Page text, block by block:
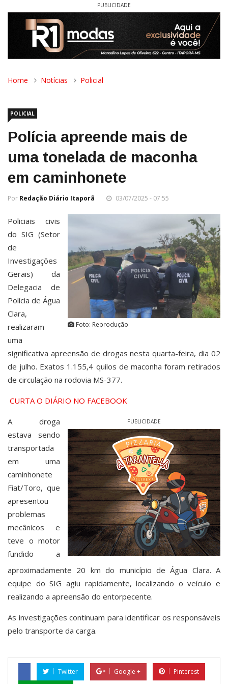
PUBLICIDADE
Home Notícias Policial
POLICIAL
Polícia apreende mais de
uma tonelada de maconha
em caminhonete
Por Redação Diário Itaporã 03/07/2025 - 07:55
Foto: Reprodução
Policiais civis
do SIG (Setor
de
Investigações
Gerais) da
Delegacia de
Polícia de Água
Clara,
realizaram
uma
significativa apreensão de drogas nesta quarta-feira, dia 02
de julho. Exatos 1.155,4 quilos de maconha foram retirados
de circulação na rodovia MS-377.
CURTA O DIÁRIO NO FACEBOOK
PUBLICIDADE
A droga
estava sendo
transportada
em uma
caminhonete
Fiat/Toro, que
apresentou
problemas
mecânicos e
teve o motor
fundido a
aproximadamente 20 km do município de Água Clara. A
equipe do SIG agiu rapidamente, localizando o veículo e
realizando a apreensão do entorpecente.
As investigações continuam para identificar os responsáveis
pelo transporte da carga.
Twitter Google + Pinterest